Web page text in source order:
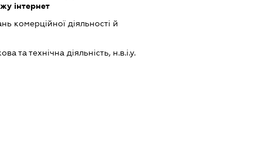
інтернет
комерційної діяльності й
та технічна діяльність, н.в.і.у.